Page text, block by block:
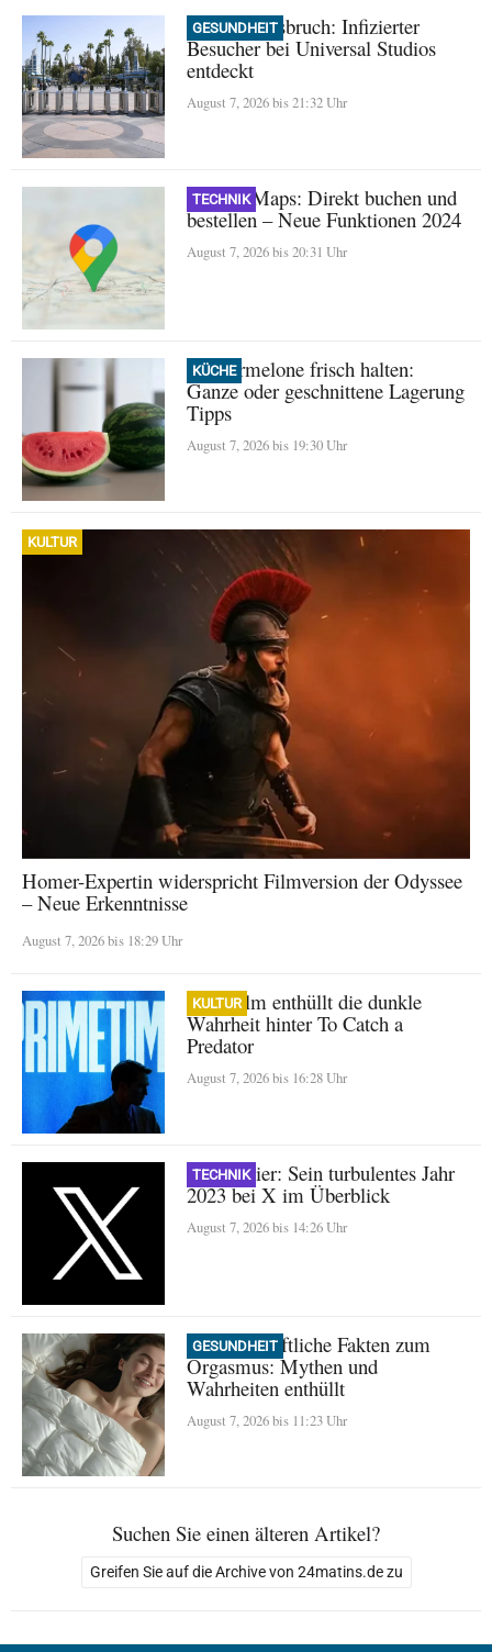
GESUNDHEIT
Masern-Ausbruch: Infizierter
Besucher bei Universal Studios
entdeckt
August 7, 2026 bis 21:32 Uhr
TECHNIK
Google Maps: Direkt buchen und
bestellen – Neue Funktionen 2024
August 7, 2026 bis 20:31 Uhr
KÜCHE
Wassermelone frisch halten:
Ganze oder geschnittene Lagerung
Tipps
August 7, 2026 bis 19:30 Uhr
KULTUR
Homer-Expertin widerspricht Filmversion der Odyssee
– Neue Erkenntnisse
August 7, 2026 bis 18:29 Uhr
KULTUR
A24-Film enthüllt die dunkle
Wahrheit hinter To Catch a
Predator
August 7, 2026 bis 16:28 Uhr
TECHNIK
Nikita Bier: Sein turbulentes Jahr
2023 bei X im Überblick
August 7, 2026 bis 14:26 Uhr
GESUNDHEIT
Wissenschaftliche Fakten zum
Orgasmus: Mythen und
Wahrheiten enthüllt
August 7, 2026 bis 11:23 Uhr
Suchen Sie einen älteren Artikel?
Greifen Sie auf die Archive von 24matins.de zu